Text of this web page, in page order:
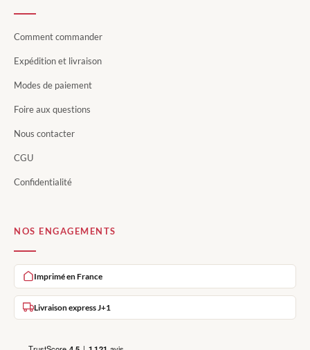
Comment commander
Expédition et livraison
Modes de paiement
Foire aux questions
Nous contacter
CGU
Confidentialité
NOS ENGAGEMENTS
Imprimé en France
Livraison express J+1